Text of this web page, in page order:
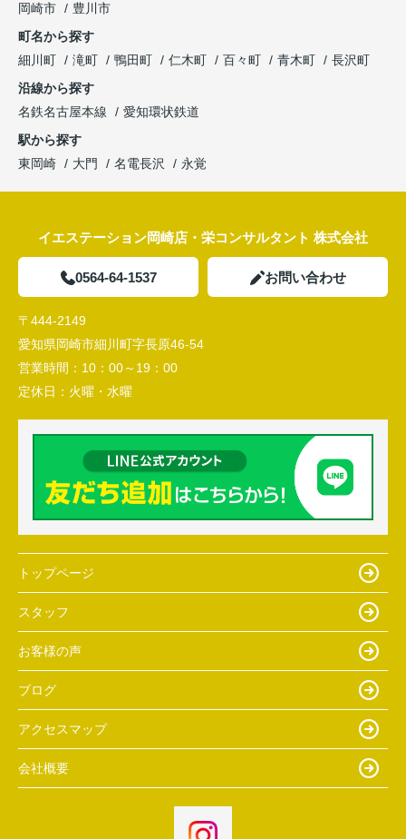
岡崎市
豊川市
町名から探す
細川町
滝町 鴨田町 仁木町 百々町 青木町
長沢町
沿線から探す
名鉄名古屋本線
愛知環状鉄道
駅から探す
東岡崎
大門 名電長沢 永覚
イエステーション岡崎店・栄コンサルタント 株式会社
0564-64-1537 お問い合わせ
〒444-2149
愛知県岡崎市細川町字長原46-54
営業時間： 10：00～19：00
定休日： 火曜・水曜
トップページ
スタッフ
お客様の声
ブログ
アクセスマップ
会社概要